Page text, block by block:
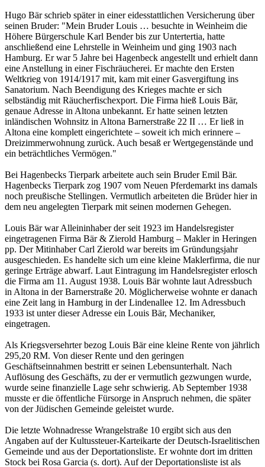
Hugo Bär schrieb später in einer eidesstattlichen Versicherung über
seinen Bruder: "Mein Bruder Louis … besuchte in Weinheim die
Höhere Bürgerschule Karl Bender bis zur Untertertia, hatte
anschließend eine Lehrstelle in Weinheim und ging 1903 nach
Hamburg. Er war 5 Jahre bei Hagenbeck angestellt und erhielt dann
eine Anstellung in einer Fischräucherei. Er machte den Ersten
Weltkrieg von 1914/1917 mit, kam mit einer Gasvergiftung ins
Sanatorium. Nach Beendigung des Krieges machte er sich
selbständig mit Räucherfischexport. Die Firma hieß Louis Bär,
genaue Adresse in Altona unbekannt. Er hatte seinen letzten
inländischen Wohnsitz in Altona Barnerstraße 22 II … Er ließ in
Altona eine komplett eingerichtete – soweit ich mich erinnere –
Dreizimmerwohnung zurück. Auch besaß er Wertgegenstände und
ein beträchtliches Vermögen."
Bei Hagenbecks Tierpark arbeitete auch sein Bruder Emil Bär.
Hagenbecks Tierpark zog 1907 vom Neuen Pferdemarkt ins damals
noch preußische Stellingen. Vermutlich arbeiteten die Brüder hier in
dem neu angelegten Tierpark mit seinen modernen Gehegen.
Louis Bär war Alleininhaber der seit 1923 im Handelsregister
eingetragenen Firma Bär & Zierold Hamburg – Makler in Heringen
pp. Der Mitinhaber Carl Zierold war bereits im Gründungsjahr
ausgeschieden. Es handelte sich um eine kleine Maklerfirma, die nur
geringe Erträge abwarf. Laut Eintragung im Handelsregister erlosch
die Firma am 11. August 1938. Louis Bär wohnte laut Adressbuch
in Altona in der Barnerstraße 20. Möglicherweise wohnte er danach
eine Zeit lang in Hamburg in der Lindenallee 12. Im Adressbuch
1933 ist unter dieser Adresse ein Louis Bär, Mechaniker,
eingetragen.
Als Kriegsversehrter bezog Louis Bär eine kleine Rente von jährlich
295,20 RM. Von dieser Rente und den geringen
Geschäftseinnahmen bestritt er seinen Lebensunterhalt. Nach
Auflösung des Geschäfts, zu der er vermutlich gezwungen wurde,
wurde seine finanzielle Lage sehr schwierig. Ab September 1938
musste er die öffentliche Fürsorge in Anspruch nehmen, die später
von der Jüdischen Gemeinde geleistet wurde.
Die letzte Wohnadresse Wrangelstraße 10 ergibt sich aus den
Angaben auf der Kultussteuer-Karteikarte der Deutsch-Israelitischen
Gemeinde und aus der Deportationsliste. Er wohnte dort im dritten
Stock bei Rosa Garcia (s. dort). Auf der Deportationsliste ist als